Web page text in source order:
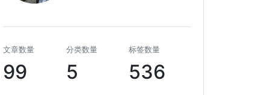
文章数量
99
分类数量
5
标签数量
536